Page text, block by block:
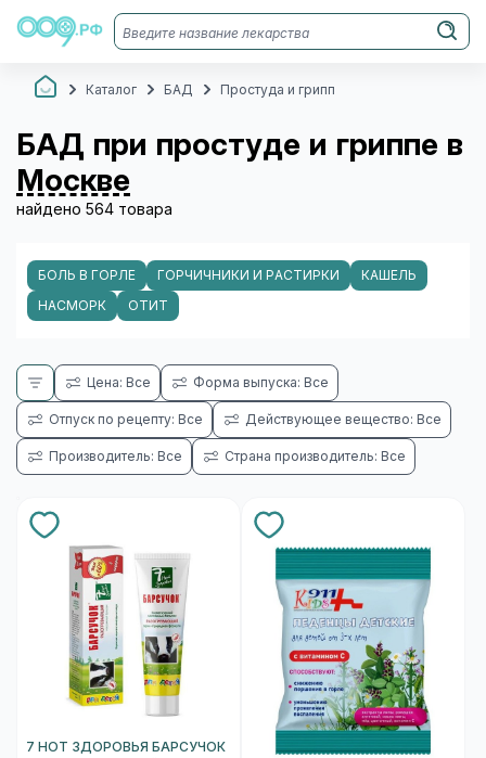
Каталог БАД Простуда и грипп
БАД при простуде и гриппе в
Москве
найдено 564 товара
БОЛЬ В ГОРЛЕ ГОРЧИЧНИКИ И РАСТИРКИ
КАШЕЛЬ
НАСМОРК
ОТИТ
Цена: Все Форма выпуска: Все
Отпуск по рецепту: Все Действующее вещество: Все
Производитель: Все Страна производитель: Все
7 НОТ ЗДОРОВЬЯ БАРСУЧОК